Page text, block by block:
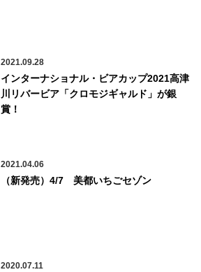
2021.09.28
インターナショナル・ビアカップ2021高津
川リバービア「クロモジギャルド」が銀
賞！
2021.04.06
（新発売）4/7 美都いちごセゾン
2020.07.11